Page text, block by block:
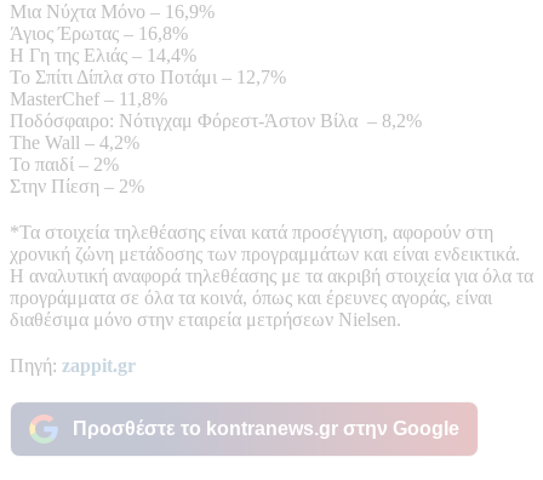
Μια Νύχτα Μόνο – 16,9%
Άγιος Έρωτας – 16,8%
Η Γη της Ελιάς – 14,4%
Το Σπίτι Δίπλα στο Ποτάμι – 12,7%
MasterChef – 11,8%
Ποδόσφαιρο: Νότιγχαμ Φόρεστ-Άστον Βίλα – 8,2%
The Wall – 4,2%
Το παιδί – 2%
Στην Πίεση – 2%
*Τα στοιχεία τηλεθέασης είναι κατά προσέγγιση, αφορούν στη
χρονική ζώνη μετάδοσης των προγραμμάτων και είναι ενδεικτικά.
Η αναλυτική αναφορά τηλεθέασης με τα ακριβή στοιχεία για όλα τα
προγράμματα σε όλα τα κοινά, όπως και έρευνες αγοράς, είναι
διαθέσιμα μόνο στην εταιρεία μετρήσεων Nielsen.
Πηγή: zappit.gr
Προσθέστε το kontranews.gr στην Google